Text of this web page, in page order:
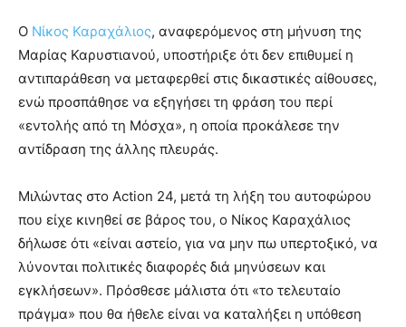
Ο Νίκος Καραχάλιος, αναφερόμενος στη μήνυση της
Μαρίας Καρυστιανού, υποστήριξε ότι δεν επιθυμεί η
αντιπαράθεση να μεταφερθεί στις δικαστικές αίθουσες,
ενώ προσπάθησε να εξηγήσει τη φράση του περί
«εντολής από τη Μόσχα», η οποία προκάλεσε την
αντίδραση της άλλης πλευράς.
Μιλώντας στο Action 24, μετά τη λήξη του αυτοφώρου
που είχε κινηθεί σε βάρος του, ο Νίκος Καραχάλιος
δήλωσε ότι «είναι αστείο, για να μην πω υπερτοξικό, να
λύνονται πολιτικές διαφορές διά μηνύσεων και
εγκλήσεων». Πρόσθεσε μάλιστα ότι «το τελευταίο
πράγμα» που θα ήθελε είναι να καταλήξει η υπόθεση